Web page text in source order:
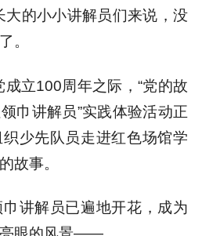
大的小小讲解员们来说，没
。
立100周年之际，“党的故
巾讲解员”实践体验活动正
少先队员走进红色场馆学
故事。
讲解员已遍地开花，成为